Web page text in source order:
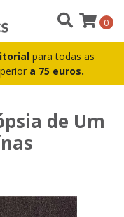
para todas as
a 75 euros.
0
de Um